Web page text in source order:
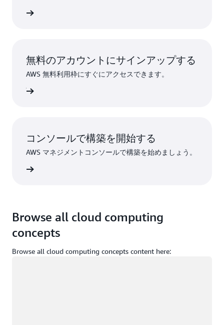
無料のアカウントにサインアップする
AWS 無料利用枠にすぐにアクセスできます。
コンソールで構築を開始する
AWS マネジメントコンソールで構築を始めましょう。
Browse all cloud computing
concepts
Browse all cloud computing concepts content here: